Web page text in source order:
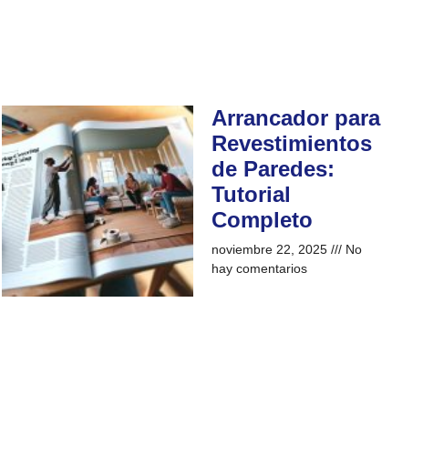
Arrancador para
Revestimientos
de Paredes:
Tutorial
Completo
noviembre 22, 2025
No
hay comentarios